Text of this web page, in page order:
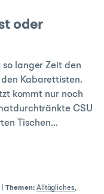
oder
langer Zeit den
Kabarettisten.
kommt nur noch
CSU
Tischen…
|Themen: Alltägliches,